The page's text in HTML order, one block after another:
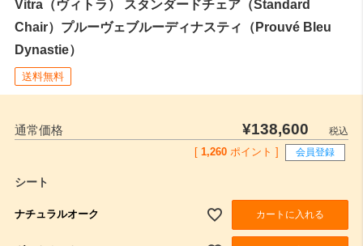
Vitra（ヴィトラ） スタンダードチェア（Standard
Chair）プルーヴェブルーディナスティ（Prouvé Bleu
Dynastie）
送料無料
通常価格 ¥138,600
税込
1,260 ポイント ] 会員登録
シート
ナチュラルオーク カートに入れる